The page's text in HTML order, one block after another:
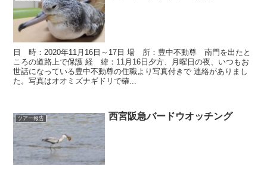
日 時：2020年11月16日～17日 場 所：豊中不動尊 南門を出たと
ころの道路上で保護 経 緯：11月16日夕方、月曜日の夜、いつもお
世話になっている豊中不動尊の住職より写真付きで 連絡がありまし
た。写真はオオミズナギドリで確...
ツアー報告 西宮阪急バードウオッチング